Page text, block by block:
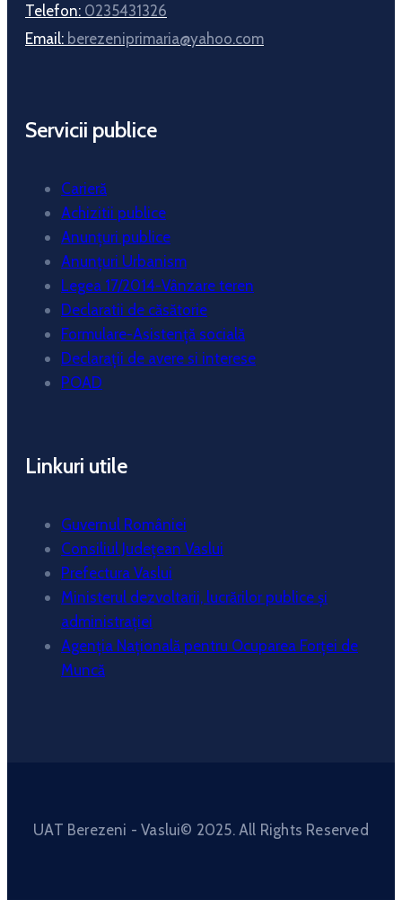
Telefon: 0235431326
Email: berezeniprimaria@yahoo.com
Servicii publice
Carieră
Achizitii publice
Anunțuri publice
Anunțuri Urbanism
Legea 17/2014-Vânzare teren
Declaratii de căsătorie
Formulare-Asistență socială
Declarații de avere si interese
POAD
Linkuri utile
Guvernul României
Consiliul Județean Vaslui
Prefectura Vaslui
Ministerul dezvoltarii, lucrărilor publice și
administrației
Agenția Națională pentru Ocuparea Forței de
Muncă
UAT Berezeni - Vaslui© 2025. All Rights Reserved